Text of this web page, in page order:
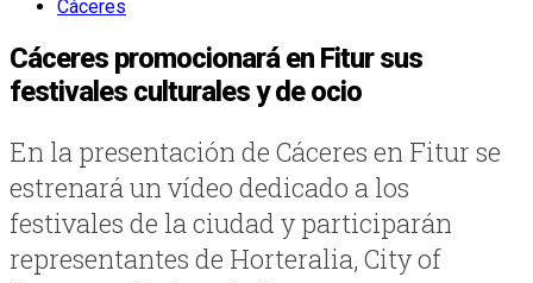
Cáceres
Cáceres promocionará en Fitur sus
festivales culturales y de ocio
En la presentación de Cáceres en Fitur se
estrenará un vídeo dedicado a los
festivales de la ciudad y participarán
representantes de Horteralia, City of